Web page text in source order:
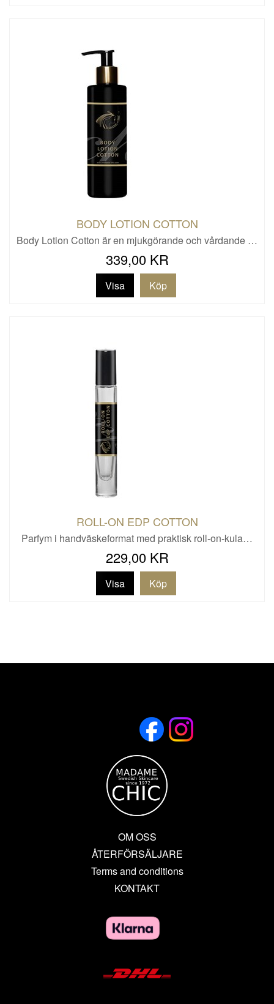
BODY LOTION COTTON
Body Lotion Cotton är en mjukgörande och vårdande …
339,00 KR
Visa
ROLL-ON EDP COTTON
Parfym i handväskeformat med praktisk roll-on-kula…
229,00 KR
Visa
OM OSS
ÅTERFÖRSÄLJARE
Terms and conditions
KONTAKT